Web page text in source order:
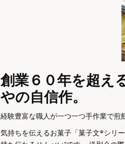
創業６０年を超え
やの自信作。
経験豊富な職人が一つ一つ手作業で煎
気持ちを伝えるお菓子「菓子文®シリ